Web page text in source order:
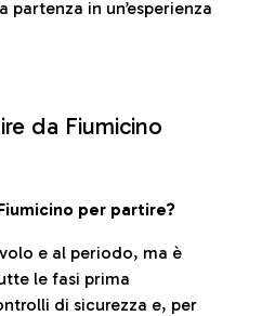
in un’esperienza
da Fiumicino
per partire?
e al periodo, ma è
le fasi prima
di sicurezza e, per